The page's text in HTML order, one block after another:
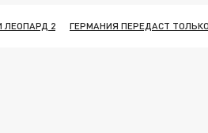
ЛЕОПАРД 2 ГЕРМАНИЯ ПЕРЕДАСТ